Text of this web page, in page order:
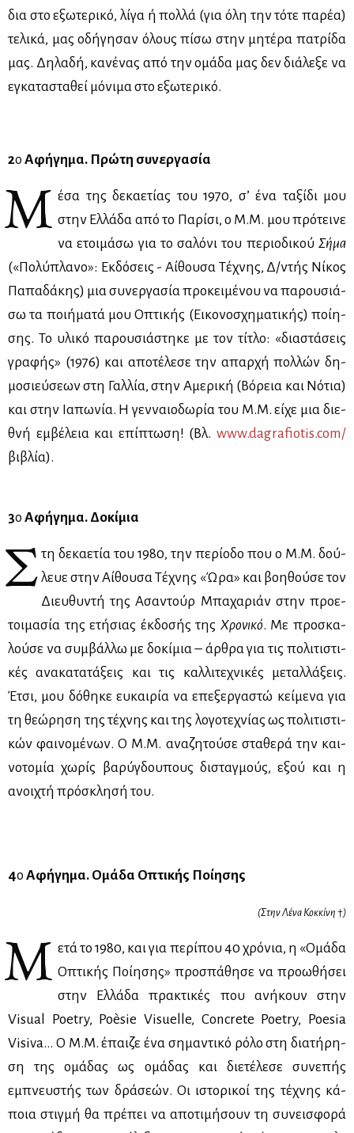
δια στο εξω­τε­ρι­κό, λί­γα ή πολ­λά (για όλη την τό­τε πα­ρέα)
τε­λι­κά, μας οδή­γη­σαν όλους πί­σω στην μη­τέ­ρα πα­τρί­δα
μας. Δη­λα­δή, κα­νέ­νας από την ομά­δα μας δεν διά­λε­ξε να
εγκα­τα­στα­θεί μό­νι­μα στο εξω­τε­ρι­κό.
2ο Αφή­γη­μα. Πρώ­τη συ­νερ­γα­σία
Μ έσα της δε­κα­ε­τί­ας του 1970, σ’ ένα τα­ξί­δι μου
στην Ελ­λά­δα από το Πα­ρί­σι, ο Μ.Μ. μου πρό­τει­νε
να ετοι­μά­σω για το σα­λό­νι του πε­ριο­δι­κού Σή­μα
(«Πο­λύ­πλα­νο»: Εκ­δό­σεις - Αί­θου­σα Τέ­χνης, Δ/ντής Νί­κος
Πα­πα­δά­κης) μια συ­νερ­γα­σία προ­κει­μέ­νου να πα­ρου­σιά­
σω τα ποι­ή­μα­τά μου Οπτι­κής (Ει­κο­νο­σχη­μα­τι­κής) ποί­η­
σης. Το υλι­κό πα­ρου­σιά­στη­κε με τον τί­τλο: «δια­στά­σεις
γρα­φής» (1976) και απο­τέ­λε­σε την απαρ­χή πολ­λών δη­
μο­σιεύ­σε­ων στη Γαλ­λία, στην Αμε­ρι­κή (Βό­ρεια και Νό­τια)
και στην Ια­πω­νία. Η γεν­ναιο­δω­ρία του Μ.Μ. εί­χε μια διε­
θνή εμ­βέ­λεια και επί­πτω­ση! (Βλ. www.​dag​rafi​otis.​com/
βι­βλία).
3ο Αφή­γη­μα. Δο­κί­μια
Σ τη δε­κα­ε­τία του 1980, την πε­ρί­ο­δο που ο Μ.Μ. δού­
λευε στην Αί­θου­σα Τέ­χνης «Ώρα» και βοη­θού­σε τον
Διευ­θυ­ντή της Ασα­ντούρ Μπα­χα­ριάν στην προ­ε­
τοι­μα­σία της ετή­σιας έκ­δο­σής της Xρο­νι­κό. Με προ­σκα­
λού­σε να συμ­βάλ­λω με δο­κί­μια – άρ­θρα για τις πο­λι­τι­στι­
κές ανα­κα­τα­τά­ξεις και τις καλ­λι­τε­χνι­κές με­ταλ­λά­ξεις.
Έτσι, μου δό­θη­κε ευ­και­ρία να επε­ξερ­γα­στώ κεί­με­να για
τη θε­ώ­ρη­ση της τέ­χνης και της λο­γο­τε­χνί­ας ως πο­λι­τι­στι­
κών φαι­νο­μέ­νων. Ο Μ.Μ. ανα­ζη­τού­σε στα­θε­ρά την και­
νο­το­μία χω­ρίς βα­ρύ­γδου­πους δι­σταγ­μούς, εξού και η
ανοι­χτή πρό­σκλη­σή του.
4ο Αφή­γη­μα. Ομά­δα Οπτι­κής Ποί­η­σης
(Στην Λέ­να Κοκ­κί­νη †)
Μ ετά το 1980, και για πε­ρί­που 40 χρό­νια, η «Ομά­δα
Οπτι­κής Ποί­η­σης» προ­σπά­θη­σε να προ­ω­θή­σει
στην Ελ­λά­δα πρα­κτι­κές που ανή­κουν στην
Visual Poetry, Poèsie Visuelle, Concrete Poetry, Poesia
Visiva… Ο Μ.Μ. έπαι­ζε ένα ση­μα­ντι­κό ρό­λο στη δια­τή­ρη­
ση της ομά­δας ως ομά­δας και διε­τέ­λε­σε συ­νε­πής
εμπνευ­στής των δρά­σε­ών. Οι ιστο­ρι­κοί της τέ­χνης κά­
ποια στιγ­μή θα πρέ­πει να απο­τι­μή­σουν τη συ­νει­σφο­ρά